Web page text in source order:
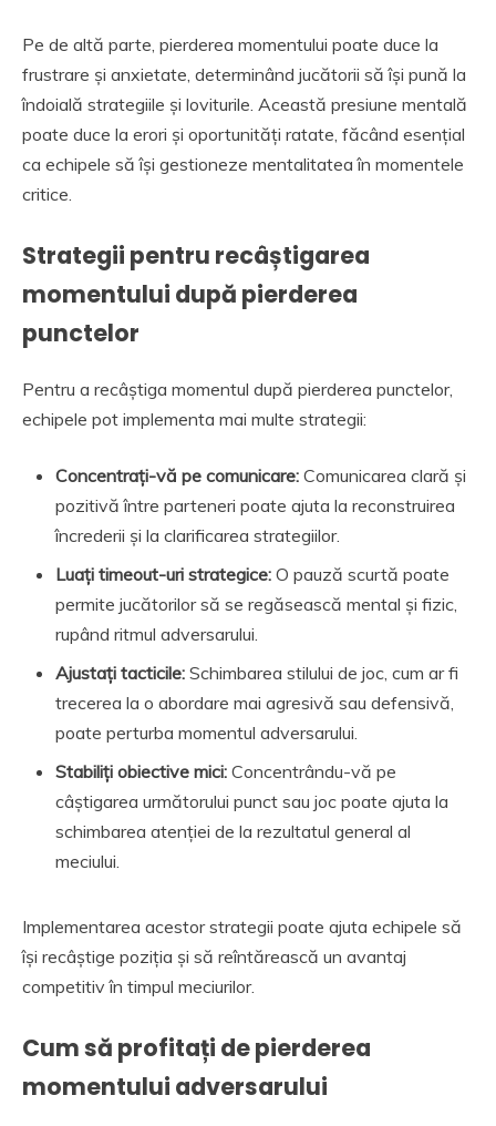
Pe de altă parte, pierderea momentului poate duce la
frustrare și anxietate, determinând jucătorii să își pună la
îndoială strategiile și loviturile. Această presiune mentală
poate duce la erori și oportunități ratate, făcând esențial
ca echipele să își gestioneze mentalitatea în momentele
critice.
Strategii pentru recâștigarea
momentului după pierderea
punctelor
Pentru a recâștiga momentul după pierderea punctelor,
echipele pot implementa mai multe strategii:
Concentrați-vă pe comunicare: Comunicarea clară și
pozitivă între parteneri poate ajuta la reconstruirea
încrederii și la clarificarea strategiilor.
Luați timeout-uri strategice: O pauză scurtă poate
permite jucătorilor să se regăsească mental și fizic,
rupând ritmul adversarului.
Ajustați tacticile: Schimbarea stilului de joc, cum ar fi
trecerea la o abordare mai agresivă sau defensivă,
poate perturba momentul adversarului.
Stabiliți obiective mici: Concentrându-vă pe
câștigarea următorului punct sau joc poate ajuta la
schimbarea atenției de la rezultatul general al
meciului.
Implementarea acestor strategii poate ajuta echipele să
își recâștige poziția și să reîntărească un avantaj
competitiv în timpul meciurilor.
Cum să profitați de pierderea
momentului adversarului